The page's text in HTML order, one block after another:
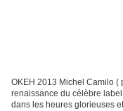
OKEH 2013 Michel Camilo (
renaissance du célèbre
dans les heures glorieuses